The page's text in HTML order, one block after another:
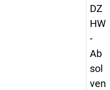
DZ
HW
-
Ab
sol
ven